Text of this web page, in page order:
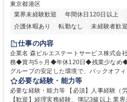
東京都港区
業界未経験歓迎
年間休日120日以上
介護休暇あり
転勤なし 未経験者歓迎
経験者歓迎
完全週休2日制
交通費支給 長期歓迎
仕事の内容
企業名 森ビルエステートサービス株式会社 求人名 【森ビルG】人事・
務◆賞与5ヶ月◆年休120日◆残業少なめ◆リモート可
グループの安定した環境で、バックオフ
をお任せします。 労務と総務の業務をバ
度改定などのコア業務にも挑戦できる、やり
理、給与計算、社会保険手続き、年末調
必要な経験・能力等
必要な経験・能力等 【必須】人事経験（
【歓迎】経理実務経験、簿記3級以上 業